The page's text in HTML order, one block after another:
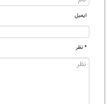
ایمیل
* نظر